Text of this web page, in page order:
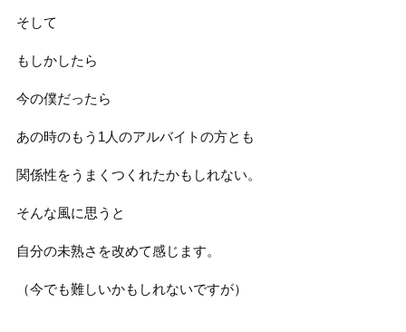
そして
もしかしたら
今の僕だったら
あの時のもう1人のアルバイトの方とも
関係性をうまくつくれたかもしれない。
そんな風に思うと
自分の未熟さを改めて感じます。
（今でも難しいかもしれないですが）